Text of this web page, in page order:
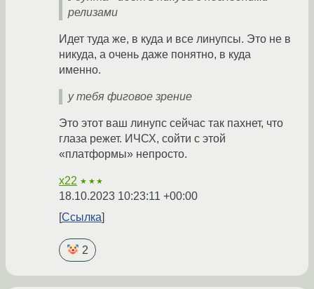
релизами
Идет туда же, в куда и все линупсы. Это не в
никуда, а очень даже понятно, в куда
именно.
у тебя фиговое зрение
Это этот ваш линупс сейчас так пахнет, что
глаза режет. ИЧСХ, сойти с этой
«платформы» непросто.
x22 ★★★
18.10.2023 10:23:11 +00:00
Ссылка
2